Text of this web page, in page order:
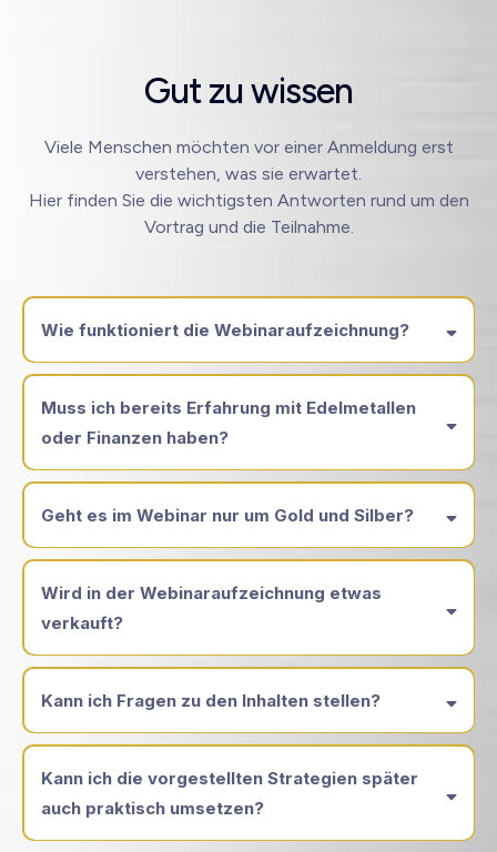
Gut zu wissen
Viele Menschen möchten vor einer Anmeldung erst
verstehen, was sie erwartet.
Hier finden Sie die wichtigsten Antworten rund um den
Vortrag und die Teilnahme.
Wie funktioniert die Webinaraufzeichnung?
Muss ich bereits Erfahrung mit Edelmetallen
oder Finanzen haben?
Geht es im Webinar nur um Gold und Silber?
Wird in der Webinaraufzeichnung etwas
verkauft?
Kann ich Fragen zu den Inhalten stellen?
Ja.
Kann ich die vorgestellten Strategien später
auch praktisch umsetzen?